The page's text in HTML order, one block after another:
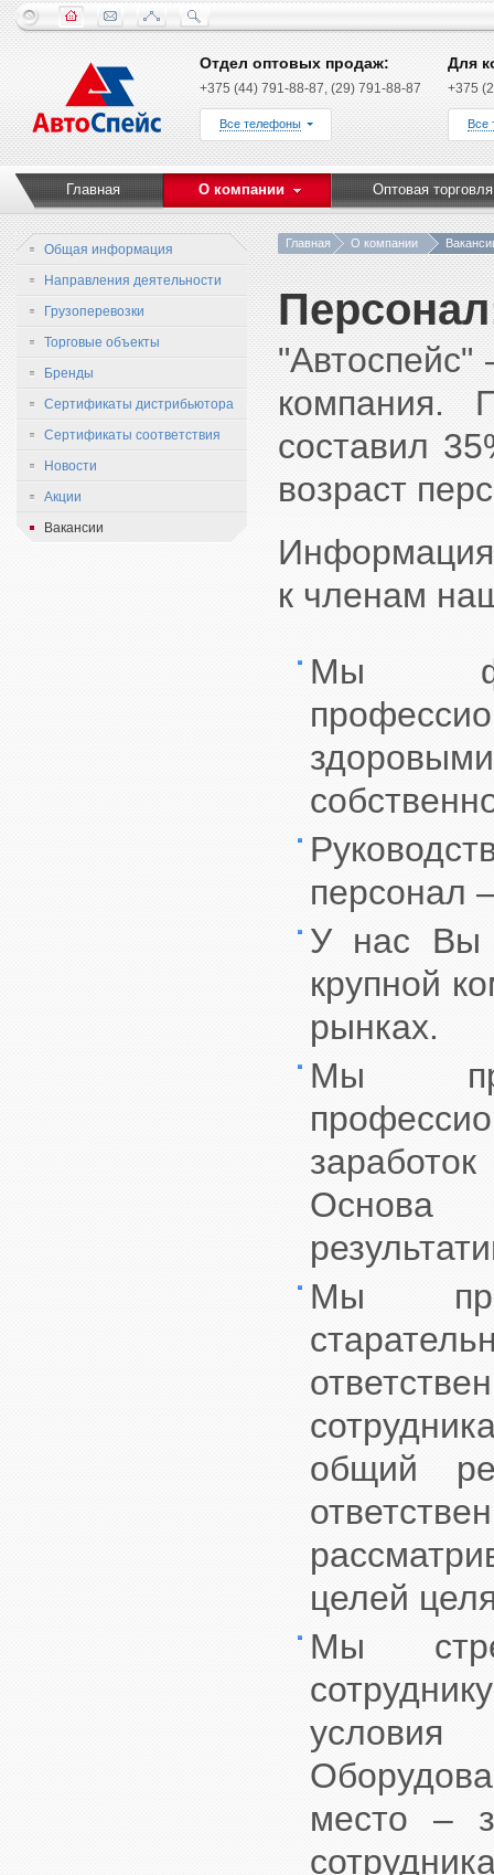
Отдел оптовых продаж:
+375 (44) 791-88-87, (29) 791-88-87
Все телефоны
Для
+375
Все
Главная О компании Оптовая торговля
Общая информация
Направления деятельности
Грузоперевозки
Торговые объекты
Бренды
Сертификаты дистрибьютора
Сертификаты соответствия
Новости
Акции
Вакансии
Главная О компании
"Автоспейс"
компания.
составил
возраст
Информация
к членам
Мы
персонал
У нас Вы
крупной
рынках.
Мы
Мы
общий
целей
Мы
место –